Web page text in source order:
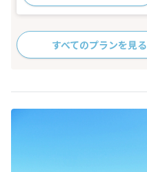
すべてのプランを見る